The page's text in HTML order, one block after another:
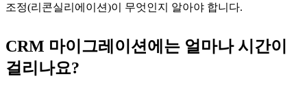
조정(리콘실리에이션)이 무엇인지 알아야 합니다.
CRM 마이그레이션에는 얼마나 시간이
걸리나요?